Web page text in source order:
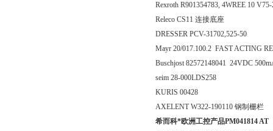
Rexroth R901354783, 4WREE 10
Releco CS11 连接底座
DRESSER PCV-31702,525-50
Mayr 20/017.100.2 FAST ACTING
Buschjost 82572148041 24VDC
seim 28-000LDS258
KURIS 00428
AXELENT W322-190110 钢制栅栏
希而科*欧洲工控产品PM041814 AT